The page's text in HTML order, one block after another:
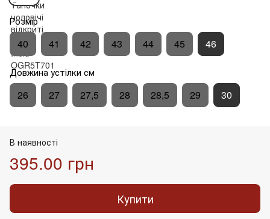
Розмір
40 41 42 43 44 45 46
Довжина устілки см
26 27 27,5 28 28,5 29 30
В наявності
395.00 грн
Купити